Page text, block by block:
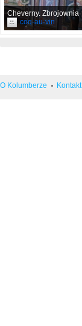
Cheverny. Zbrojownia
coq-au-vin
O Kolumberze Kontakt